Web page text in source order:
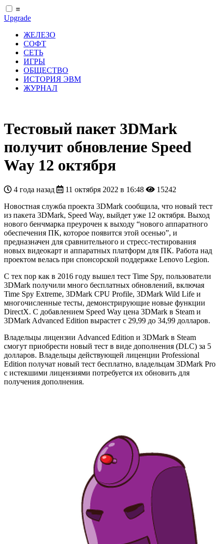
≡
Upgrade
ЖЕЛЕЗО
СОФТ
СЕТЬ
ИГРЫ
ОБЩЕСТВО
ИСТОРИЯ ЭВМ
ЖУРНАЛ
Тестовый пакет 3DMark
получит обновление Speed
Way 12 октября
4 года назад 11 октября 2022 в 16:48
15242
Новостная служба проекта 3DMark сообщила, что новый тест
из пакета 3DMark, Speed Way, выйдет уже 12 октября. Выход
нового бенчмарка преурочен к выходу “нового аппаратного
обеспечения ПК, которое появится этой осенью”, и
предназначен для сравнительного и стресс-тестирования
новых видеокарт и аппаратных платформ для ПК. Работа над
проектом велась при спонсорской поддержке Lenovo Legion.
С тех пор как в 2016 году вышел тест Time Spy, пользователи
3DMark получили много бесплатных обновлений, включая
Time Spy Extreme, 3DMark CPU Profile, 3DMark Wild Life и
многочисленные тесты, демонстрирующие новые функции
DirectX. С добавлением Speed ​​Way цена 3DMark в Steam и
3DMark Advanced Edition вырастет с 29,99 до 34,99 долларов.
Владельцы лицензии Advanced Edition и 3DMark в Steam
смогут приобрести новый тест в виде дополнения (DLC) за 5
долларов. Владельцы действующей лиценции Professional
Edition получат новый тест бесплатно, владельцам 3DMark Pro
с истекшими лицензиями потребуется их обновить для
получения дополнения.